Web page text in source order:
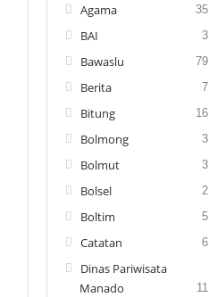
Agama 35
BAI 3
Bawaslu 79
Berita 7
Bitung 16
Bolmong 3
Bolmut 3
Bolsel 2
Boltim 5
Catatan 6
Dinas Pariwisata
Manado
11